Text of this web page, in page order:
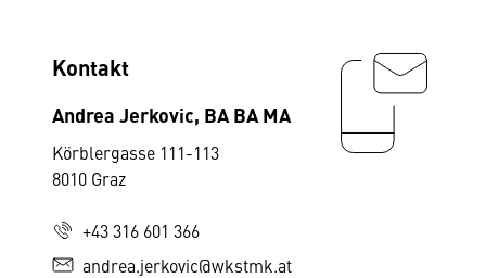
Kontakt
Andrea Jerkovic, BA BA MA
Körblergasse 111-113
8010 Graz
+43 316 601 366
andrea.jerkovic@wkstmk.at